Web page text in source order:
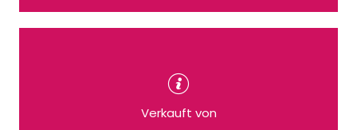
Verkauft von